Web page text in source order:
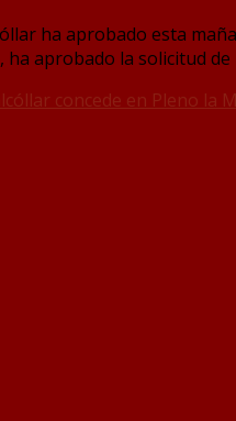
ha aprobado esta
aprobado la solicitud
concede en Pleno la